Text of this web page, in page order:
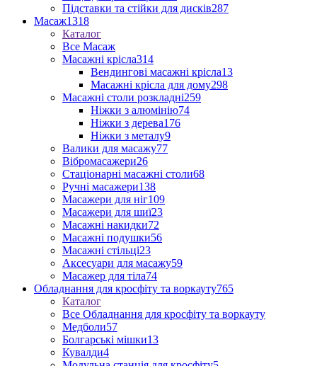
Підставки та стійки для дисків287
Масаж1318
Каталог
Все Масаж
Масажні крісла314
Вендингові масажні крісла13
Масажні крісла для дому298
Масажні столи розкладні259
Ніжки з алюмінію74
Ніжки з дерева176
Ніжки з металу9
Валики для масажу77
Вібромасажери26
Стаціонарні масажні столи68
Ручні масажери138
Масажери для ніг109
Масажери для шиї23
Масажні накидки72
Масажні подушки56
Масажні стільці23
Аксесуари для масажу59
Масажер для тіла74
Обладнання для кросфіту та воркауту765
Каталог
Все Обладнання для кросфіту та воркауту
Медболи57
Болгарські мішки13
Кувалди4